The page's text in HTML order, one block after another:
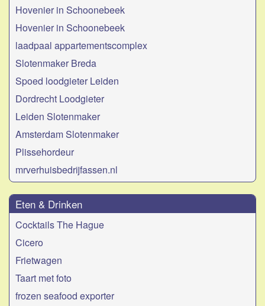
Hovenier in Schoonebeek
Hovenier in Schoonebeek
laadpaal appartementscomplex
Slotenmaker Breda
Spoed loodgieter Leiden
Dordrecht Loodgieter
Leiden Slotenmaker
Amsterdam Slotenmaker
Plissehordeur
mrverhuisbedrijfassen.nl
Eten & Drinken
Cocktails The Hague
Cicero
Frietwagen
Taart met foto
frozen seafood exporter